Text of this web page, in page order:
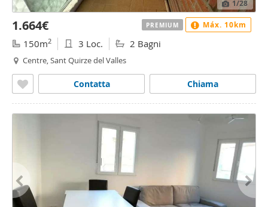
1/28
1.664€
150m2 3 Loc. 2 Bagni
Centre, Sant Quirze del Valles
Chiama
Contatta
PREMIUM Máx. 10km